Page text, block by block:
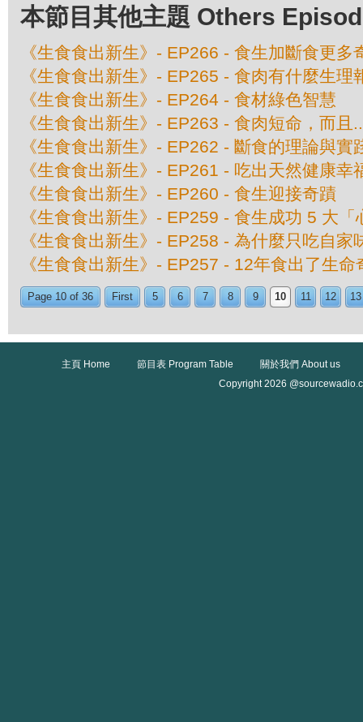
本節目其他主題 Others
《生食食出新生》- EP266 - 食生加斷食更多
《生食食出新生》- EP265 - 食肉有什麼生理
《生食食出新生》- EP264 - 食材綠色智慧
《生食食出新生》- EP263 - 食肉短命，而且
《生食食出新生》- EP262 - 斷食的理論與實
《生食食出新生》- EP261 - 吃出天然健康幸
《生食食出新生》- EP260 - 食生迎接奇蹟
《生食食出新生》- EP259 - 食生成功 5 大「
《生食食出新生》- EP258 - 為什麼只吃自家
《生食食出新生》- EP257 - 12年食出了生命
Page 10 of 36 First 5 6 7 8 9 10 11 12 13
主頁 Home 節目表 Program Table
關於我們 About us
Copyright 2026